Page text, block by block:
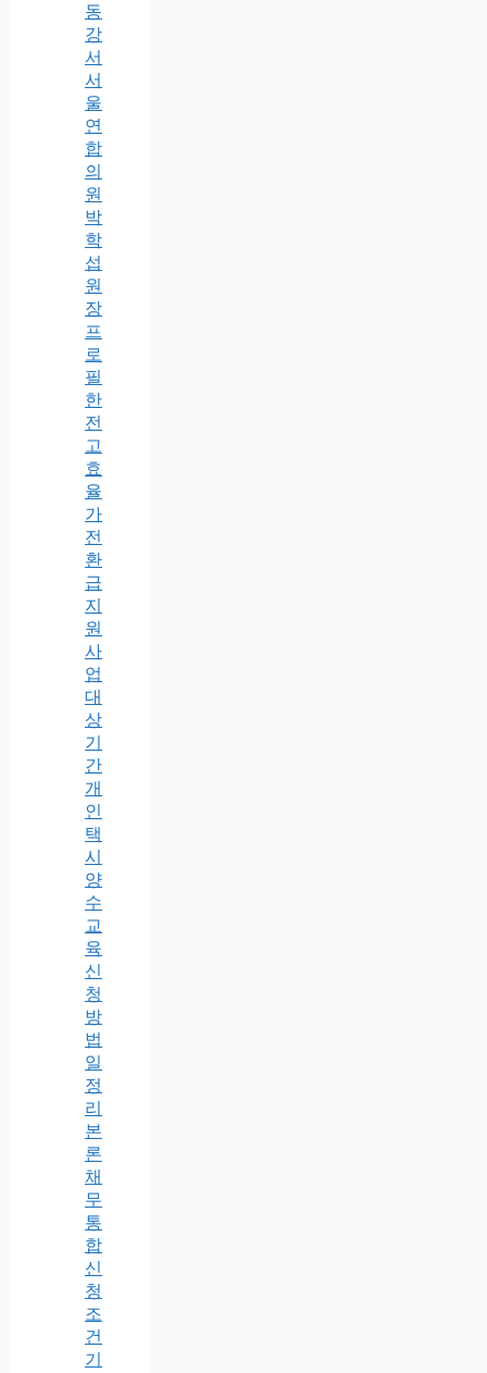
동
강
서
서
울
연
합
의
원
박
학
섭
원
장
프
로
필
한
전
고
효
율
가
전
환
급
지
원
사
업
대
상
기
간
개
인
택
시
양
수
교
육
신
청
방
법
일
정
리
본
론
채
무
통
합
신
청
조
건
기